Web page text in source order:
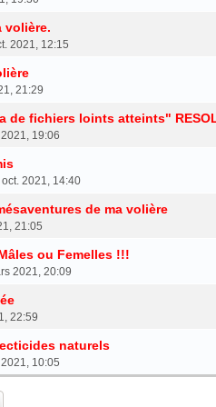
volière.
2021, 12:15
21:29
de fichiers loints atteints"
19:06
2021, 14:40
de ma volière
21:05
ou Femelles !!!
2021, 20:09
22:59
naturels
10:05